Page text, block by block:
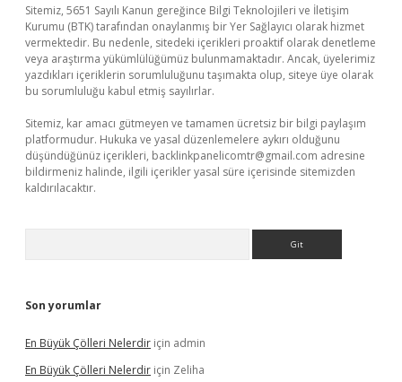
Sitemiz, 5651 Sayılı Kanun gereğince Bilgi Teknolojileri ve İletişim
Kurumu (BTK) tarafından onaylanmış bir Yer Sağlayıcı olarak hizmet
vermektedir. Bu nedenle, sitedeki içerikleri proaktif olarak denetleme
veya araştırma yükümlülüğümüz bulunmamaktadır. Ancak, üyelerimiz
yazdıkları içeriklerin sorumluluğunu taşımakta olup, siteye üye olarak
bu sorumluluğu kabul etmiş sayılırlar.
Sitemiz, kar amacı gütmeyen ve tamamen ücretsiz bir bilgi paylaşım
platformudur. Hukuka ve yasal düzenlemelere aykırı olduğunu
düşündüğünüz içerikleri, backlinkpanelicomtr@gmail.com adresine
bildirmeniz halinde, ilgili içerikler yasal süre içerisinde sitemizden
kaldırılacaktır.
Son yorumlar
En Büyük Çölleri Nelerdir için admin
En Büyük Çölleri Nelerdir için Zeliha